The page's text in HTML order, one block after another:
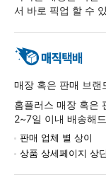
서 바로 픽업 할 수
매장 혹은 판매 브랜
홈플러스 매장 혹은
2~7일 이내 배송해
판매 업체 별 상이
상품 상세페이지 상